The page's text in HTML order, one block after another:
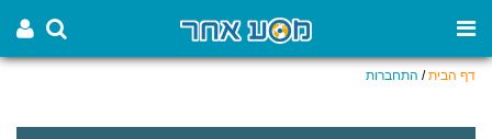
דף הבית/ התחברות